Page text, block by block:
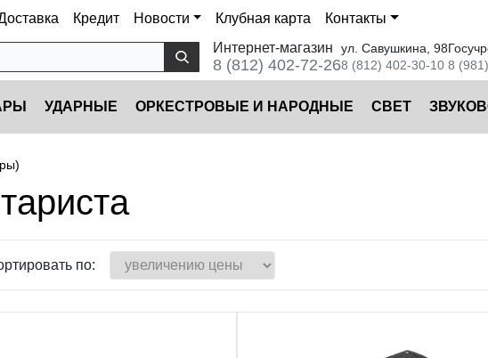
Кредит Новости Клубная карта
Контакты
Интернет-магазин
8 (812) 402-72-26
ул. Савушкина, 98
8 (812) 402-30-10 8
УДАРНЫЕ ОРКЕСТРОВЫЕ И НАРОДНЫЕ CВЕТ
по: